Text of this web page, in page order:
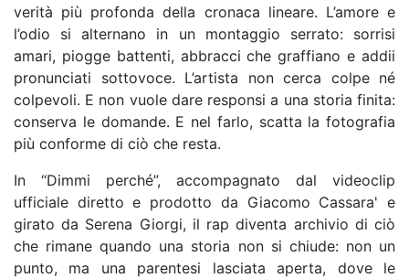
verità più profonda della cronaca lineare. L’amore e
l’odio si alternano in un montaggio serrato: sorrisi
amari, piogge battenti, abbracci che graffiano e addii
pronunciati sottovoce. L’artista non cerca colpe né
colpevoli. E non vuole dare responsi a una storia finita:
conserva le domande. E nel farlo, scatta la fotografia
più conforme di ciò che resta.
In “Dimmi perché”, accompagnato dal videoclip
ufficiale diretto e prodotto da Giacomo Cassara' e
girato da Serena Giorgi, il rap diventa archivio di ciò
che rimane quando una storia non si chiude: non un
punto, ma una parentesi lasciata aperta, dove le